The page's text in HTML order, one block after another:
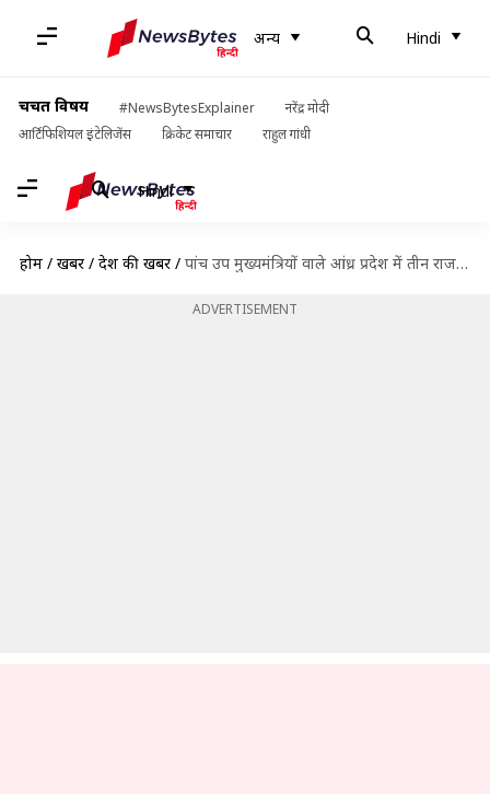
अन्य Hindi
चर्चित विषय #NewsBytesExplainer
नरेंद्र मोदी
आर्टिफिशियल इंटेलिजेंस
क्रिकेट समाचार राहुल गांधी
Hindi
होम / खबरें / देश की खबरें / पांच उप मुख्यमंत्रियों वाले आंध्र प्रदेश में तीन राजधानियां क्यों बनाना चाहती है जगनमोहन सरकार?
ADVERTISEMENT